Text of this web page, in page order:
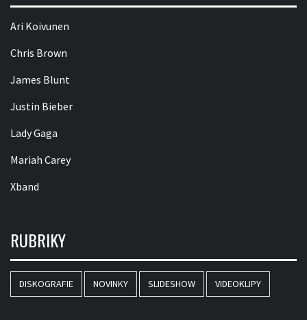
Ari Koivunen
Chris Brown
James Blunt
Justin Bieber
Lady Gaga
Mariah Carey
Xband
RUBRIKY
DISKOGRAFIE NOVINKY SLIDESHOW VIDEOKLIPY